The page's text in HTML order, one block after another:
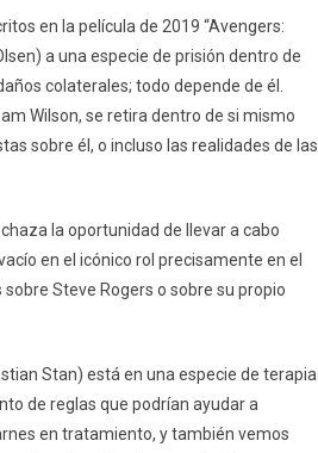
en la película de 2019 “Avengers:
a una especie de prisión dentro de
colaterales; todo depende de él.
Wilson, se retira dentro de si mismo
sobre él, o incluso las realidades de las
la oportunidad de llevar a cabo
en el icónico rol precisamente en el
Steve Rogers o sobre su propio
Stan) está en una especie de terapia
de reglas que podrían ayudar a
en tratamiento, y también vemos